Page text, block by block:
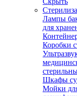
Лампы
для
Коробки
Шкафы
Мойки